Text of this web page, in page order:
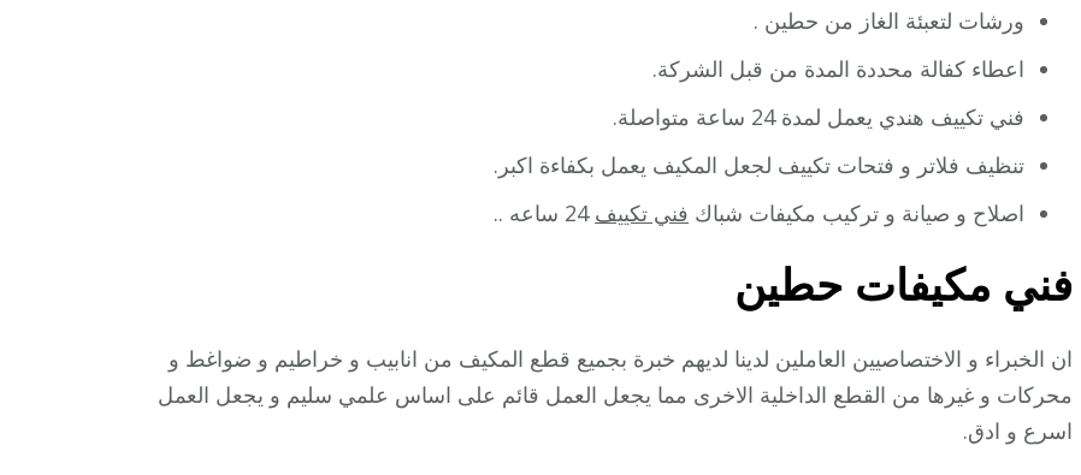
ورشات لتعبئة الغاز من حطين .
اعطاء كفالة محددة المدة من قبل الشركة.
فني تكييف هندي يعمل لمدة 24 ساعة متواصلة.
تنظيف فلاتر و فتحات تكييف لجعل المكيف يعمل بكفاءة اكبر.
اصلاح و صيانة و تركيب مكيفات شباك فني تكييف 24 ساعه ..
فني مكيفات حطين
ان الخبراء و الاختصاصيين العاملين لدينا لديهم خبرة بجميع قطع المكيف من انابيب و خراطيم و ضواغط و
محركات و غيرها من القطع الداخلية الاخرى مما يجعل العمل قائم على اساس علمي سليم و يجعل العمل
اسرع و ادق.